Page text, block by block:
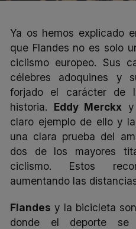
Ya os hemos explicado
que Flandes no es solo
ciclismo europeo. Sus
célebres adoquines y
forjado el carácter de
historia. Eddy Merckx y
claro ejemplo de ello y
una clara prueba del
dos de los mayores
ciclismo. Estos
aumentando las
Flandes y la bicicleta
donde el deporte